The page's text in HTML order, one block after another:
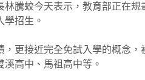
騰蛟今天表示，教育部正在規
學招生。
更接近完全免試入學的概念，
高中、馬祖高中等。